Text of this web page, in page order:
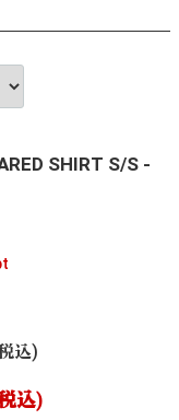
SHIRT S/S -
込)
込)